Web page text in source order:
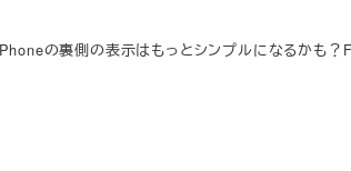
の裏側の表示はもっとシンプルになるかも？